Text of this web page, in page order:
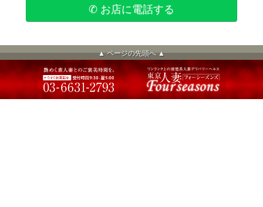
✆ お店に電話する
▲ ページの先頭へ ▲